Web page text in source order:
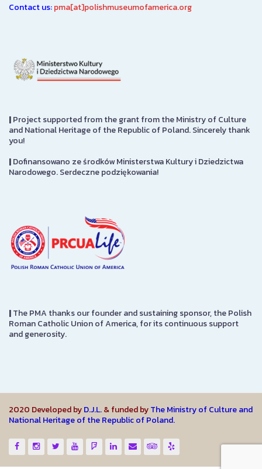
Contact us:pma[at]polishmuseumofamerica.org
|Project supported from the grant from the Ministry of Culture
and National Heritage of the Republic of Poland. Sincerely thank
you!
|Dofinansowano ze środków Ministerstwa Kultury i Dziedzictwa
Narodowego. Serdeczne podziękowania!
|The PMA thanks our founder and sustaining sponsor, the Polish
Roman Catholic Union of America, for its continuous support
and generosity.
2020 Developed byD.J.L.& funded byThe Ministry of Culture and
National Heritage of the Republic of Poland.